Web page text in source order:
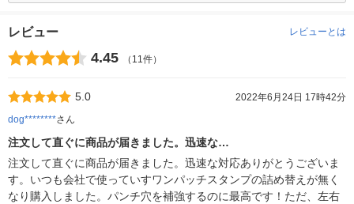
レビュー レビューとは
4.45 （11件）
5.0
2022年6月24日 17時42分
dog********さん
注文して直ぐに商品が届きました。迅速な…
注文して直ぐに商品が届きました。迅速な対応ありがとうございま
す。いつも会社で使っていすワンパッチスタンプの詰め替えが無く
なり購入しました。パンチ穴を補強するのに最高です！ただ、左右